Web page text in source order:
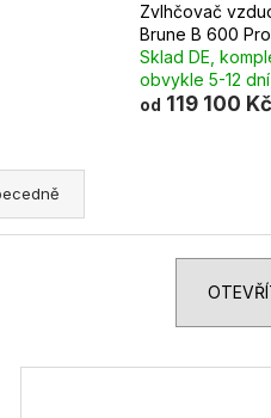
Zvlhčovač
Brune B 600
Sklad DE,
obvykle 5-12 dní
od 119 100 Kč